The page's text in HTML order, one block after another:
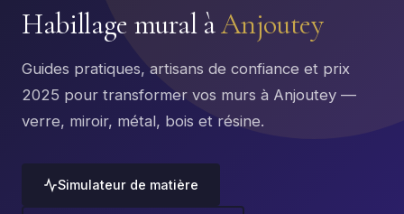
Habillage mural àAnjoutey
Guides pratiques, artisans de confiance et prix
2025 pour transformer vos murs à Anjoutey —
verre, miroir, métal, bois et résine.
Simulateur de matière